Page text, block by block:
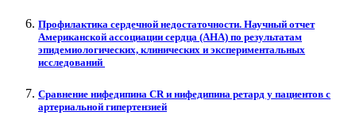
Профилактика сердечной недостаточности. Научный отчет
Американской ассоциации сердца (АНА) по результатам
эпидемиологических, клинических и экспериментальных
исследований
Сравнение нифедипина CR и нифедипина ретард у пациентов с
артериальной гипертензией